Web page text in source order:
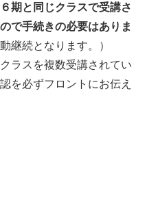
期と同じクラスで受講さ
で手続きの必要はありま
継続となります。）
ラスを複数受講されてい
を必ずフロントにお伝え